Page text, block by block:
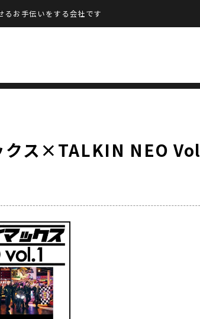
るお手伝いをする会社です
クス×TALKIN NEO